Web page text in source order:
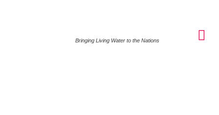
Bringing Living Water to the Nations